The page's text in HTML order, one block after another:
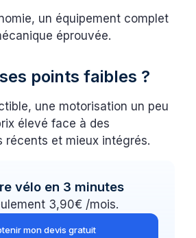
un équipement complet
éprouvée.
points faibles ?
une motorisation un peu
élevé face à des
récents et mieux intégrés.
vélo en 3 minutes
3,90€ /mois.
mon devis gratuit